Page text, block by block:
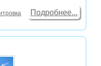
Подробнее...